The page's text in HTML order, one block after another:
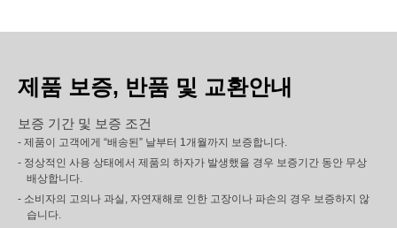
제품 보증, 반품 및 교환안내
보증 기간 및 보증 조건
- 제품이 고객에게 “배송된” 날부터 1개월까지 보증합니다.
- 정상적인 사용 상태에서 제품의 하자가 발생했을 경우 보증기간 동안 무상
배상합니다.
- 소비자의 고의나 과실, 자연재해로 인한 고장이나 파손의 경우 보증하지 않
습니다.